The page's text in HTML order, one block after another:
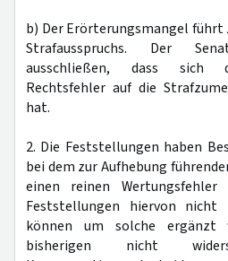
b) Der Erörterungsmangel führt
Strafausspruchs. Der
ausschließen, dass sich
Rechtsfehler auf die
hat.
2. Die Feststellungen haben
bei dem zur Aufhebung
einen reinen
Feststellungen hiervon nicht
können um solche ergänzt
bisherigen nicht